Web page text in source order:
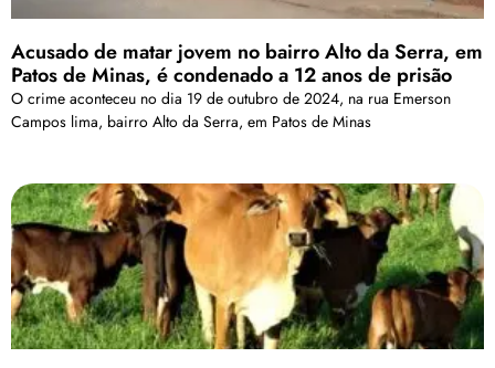
Acusado de matar jovem no bairro Alto da Serra, em
Patos de Minas, é condenado a 12 anos de prisão
O crime aconteceu no dia 19 de outubro de 2024, na rua Emerson
Campos lima, bairro Alto da Serra, em Patos de Minas